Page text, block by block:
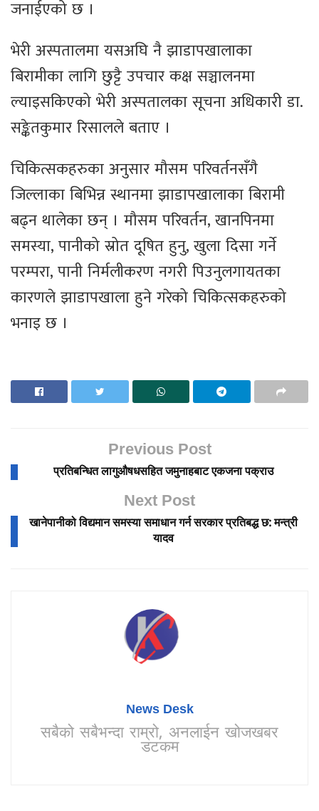
जनाईएको छ ।
भेरी अस्पतालमा यसअघि नै झाडापखालाका
बिरामीका लागि छुट्टै उपचार कक्ष सञ्चालनमा
ल्याइसकिएको भेरी अस्पतालका सूचना अधिकारी डा.
सङ्केतकुमार रिसालले बताए ।
चिकित्सकहरुका अनुसार मौसम परिवर्तनसँगै
जिल्लाका बिभिन्न स्थानमा झाडापखालाका बिरामी
बढ्न थालेका छन् । मौसम परिवर्तन, खानपिनमा
समस्या, पानीको स्रोत दूषित हुनु, खुला दिसा गर्ने
परम्परा, पानी निर्मलीकरण नगरी पिउनुलगायतका
कारणले झाडापखाला हुने गरेको चिकित्सकहरुको
भनाइ छ ।
Previous Post
प्रतिबन्धित लागुऔषधसहित जमुनाहबाट एकजना पक्राउ
Next Post
खानेपानीको विद्यमान समस्या समाधान गर्न सरकार प्रतिबद्ध छ: मन्त्री
यादव
News Desk
सबैको सबैभन्दा राम्रो, अनलाईन खोजखबर
डटकम